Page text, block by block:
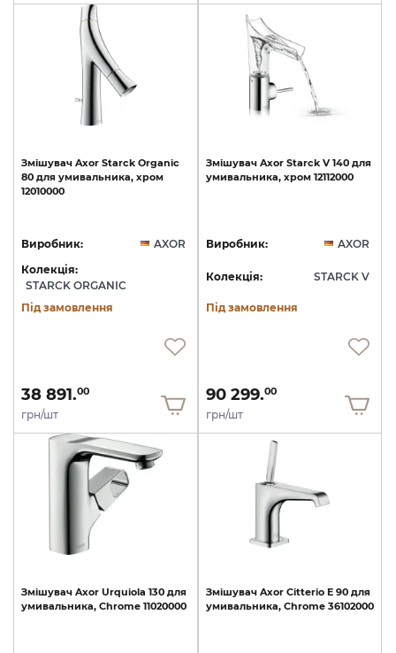
Змішувач Axor Starck Organic
80 для умивальника, хром
12010000
Виробник:
AXOR
Колекція:
STARCK ORGANIC
Під замовлення
38 891.00
грн/шт
Змішувач Axor Starck V 140 для
умивальника, хром 12112000
Виробник: AXOR
Колекція: STARCK V
Під замовлення
90 299.00
грн/шт
Змішувач Axor Urquiola 130 для
умивальника, Chrome 11020000
Змішувач Axor Citterio E 90 для
умивальника, Chrome 36102000